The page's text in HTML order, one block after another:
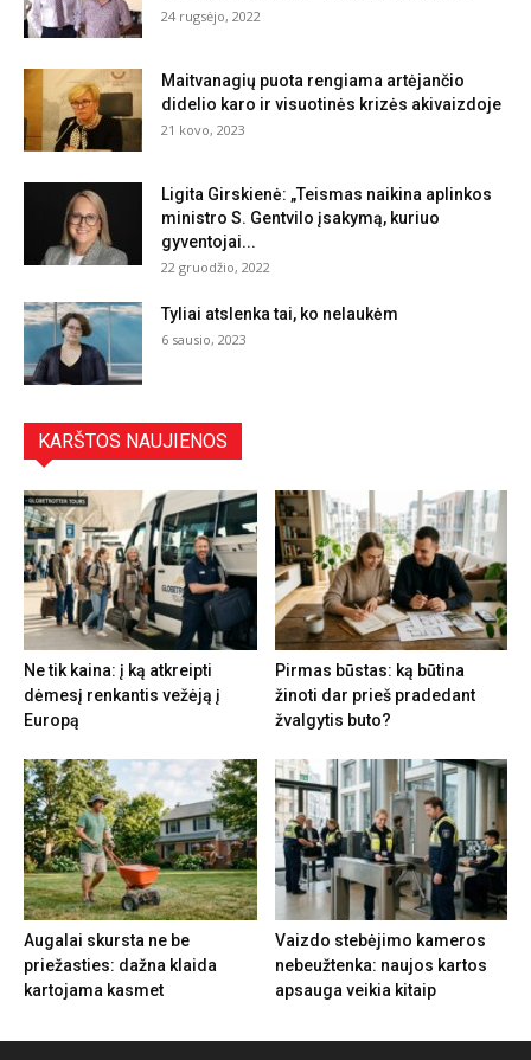
24 rugsėjo, 2022
Maitvanagių puota rengiama artėjančio
didelio karo ir visuotinės krizės akivaizdoje
21 kovo, 2023
Ligita Girskienė: „Teismas naikina aplinkos
ministro S. Gentvilo įsakymą, kuriuo
gyventojai...
22 gruodžio, 2022
Tyliai atslenka tai, ko nelaukėm
6 sausio, 2023
KARŠTOS NAUJIENOS
Ne tik kaina: į ką atkreipti
dėmesį renkantis vežėją į
Europą
Pirmas būstas: ką būtina
žinoti dar prieš pradedant
žvalgytis buto?
Augalai skursta ne be
priežasties: dažna klaida
kartojama kasmet
Vaizdo stebėjimo kameros
nebeužtenka: naujos kartos
apsauga veikia kitaip